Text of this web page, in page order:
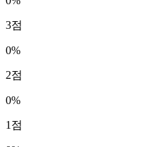
3점
0%
2점
0%
1 점